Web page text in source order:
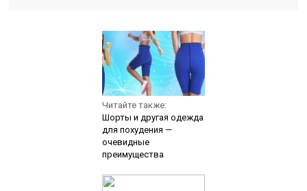
Читайте также:
Шорты и другая одежда
для похудения —
очевидные
преимущества